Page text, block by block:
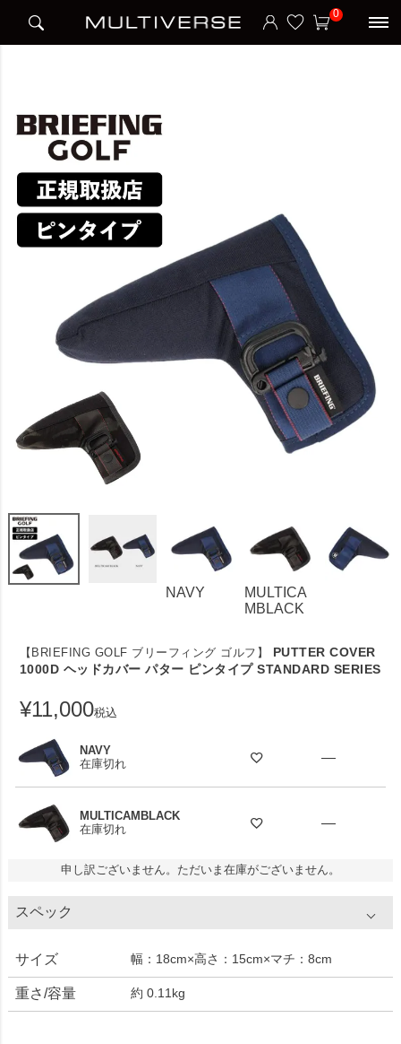
0
PUTTER COVER 1000D ヘッドカバー パター ピンタイプ STANDARD SERIES
NAVY
MULTICA
MBLACK
【BRIEFING GOLF ブリーフィング ゴルフ】
PUTTER COVER
1000D ヘッドカバー パター ピンタイプ STANDARD SERIES
¥11,000税込
NAVY
在庫切れ
—
MULTICAMBLACK
在庫切れ
—
申し訳ございません。ただいま在庫がございません。
スペック
サイズ 幅：18cm×高さ：15cm×マチ：8cm
重さ/容量 約 0.11kg